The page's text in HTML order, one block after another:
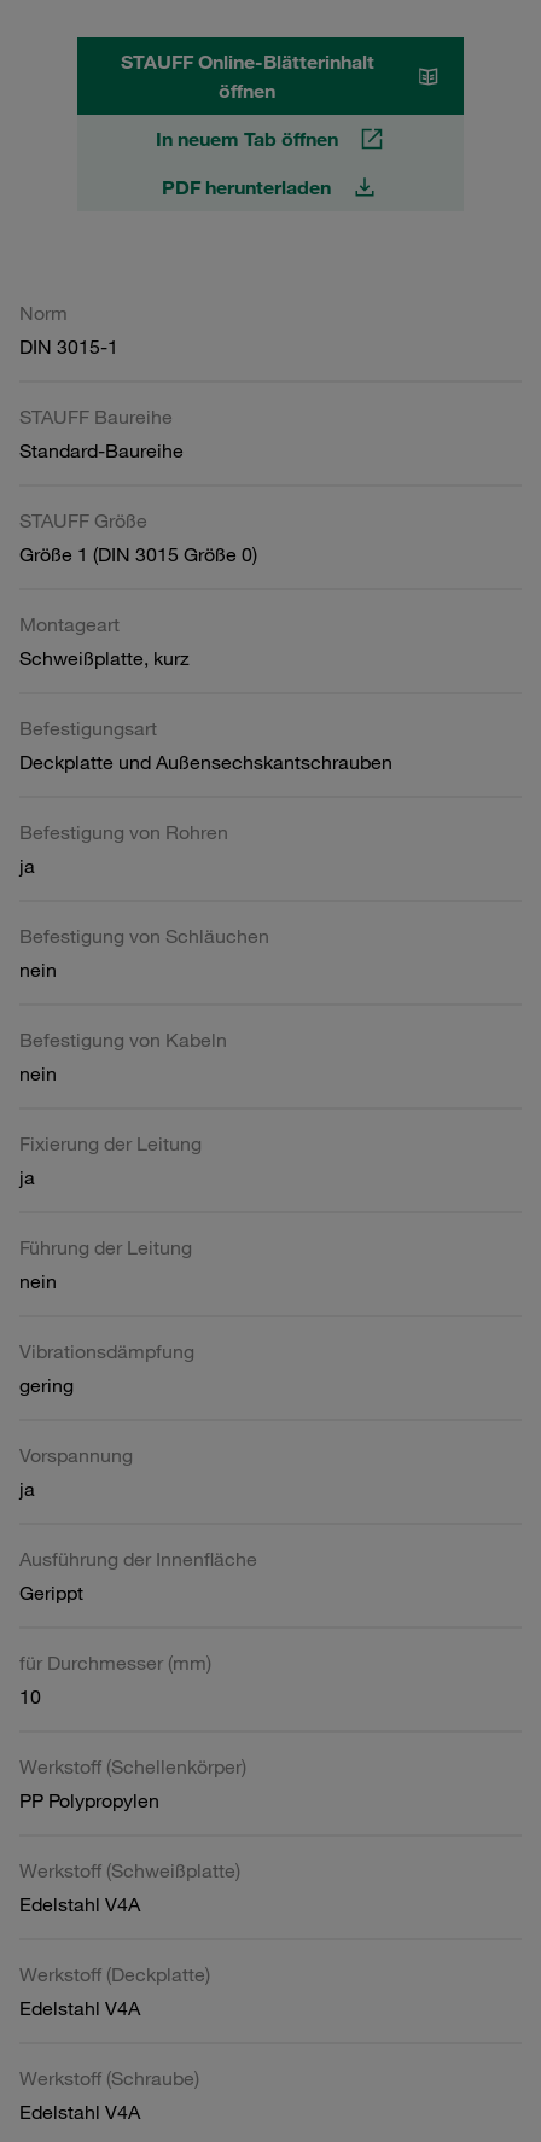
STAUFF Online-Blätterinhalt
öffnen
In neuem Tab öffnen
PDF herunterladen
Norm
DIN 3015-1
STAUFF Baureihe
Standard-Baureihe
STAUFF Größe
Größe 1 (DIN 3015 Größe 0)
Montageart
Schweißplatte, kurz
Befestigungsart
Deckplatte und Außensechskantschrauben
Befestigung von Rohren
ja
Befestigung von Schläuchen
nein
Befestigung von Kabeln
nein
Fixierung der Leitung
ja
Führung der Leitung
nein
Vibrationsdämpfung
gering
Vorspannung
ja
Ausführung der Innenfläche
Gerippt
für Durchmesser (mm)
10
Werkstoff (Schellenkörper)
PP Polypropylen
Werkstoff (Schweißplatte)
Edelstahl V4A
Werkstoff (Deckplatte)
Edelstahl V4A
Werkstoff (Schraube)
Edelstahl V4A